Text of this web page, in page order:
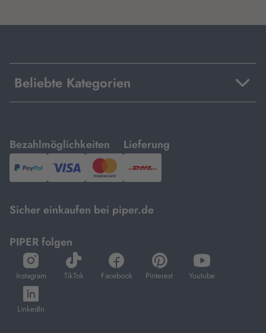
Beliebte Kategorien
Bezahlmöglichkeiten
mit
PayPal,Visa
und
Lieferung
mit
DHL.
Sicher einkaufen bei piper.de
PIPER folgen
Instagram
öffnet
in
neuem
Tab
TikTok
öffnet
in
Facebook
öffnet
in
Pinterest
öffnet
in
Youtube
öffnet
in
LinkedIn
öffnet
in